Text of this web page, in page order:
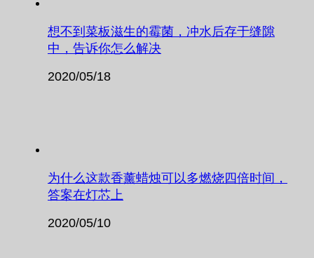
想不到菜板滋生的霉菌，冲水后存于缝隙
中，告诉你怎么解决
2020/05/18
为什么这款香薰蜡烛可以多燃烧四倍时间，
答案在灯芯上
2020/05/10